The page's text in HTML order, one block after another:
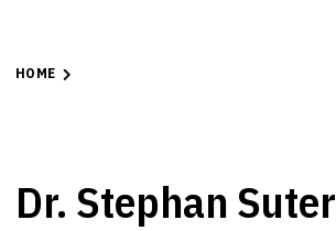
HOME
Dr. Stephan Suter